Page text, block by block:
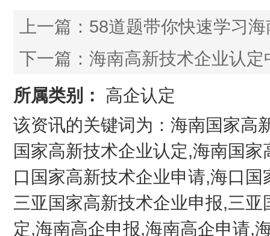
上一篇： 58道题带你快速学习
下一篇： 海南高新技术企业认
所属类别：
高企认定
该资讯的关键词为：海南国家高
国家高新技术企业认定,海南国
口国家高新技术企业申请,海口
三亚国家高新技术企业申报,三
定,海南高企申报,海南高企申请,